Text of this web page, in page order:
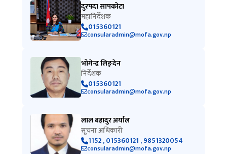
दुरपदा सापकोटा
महानिर्देशक
015360121
consularadmin@mofa.gov.np
भोगेन्द्र लिङ्देन
निर्देशक
015360121
consularadmin@mofa.gov.np
लाल बहादुर अर्याल
सूचना अधिकारी
1152 , 015360121 , 9851320054
consularadmin@mofa.gov.np